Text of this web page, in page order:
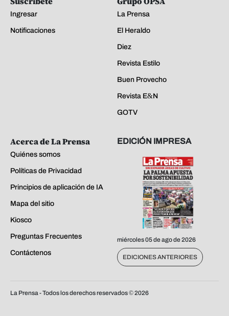
Ingresar
Notificaciones
La Prensa
El Heraldo
Diez
Revista Estilo
Buen Provecho
Revista E&N
GOTV
Acerca de La Prensa
Quiénes somos
Políticas de Privacidad
Principios de aplicación de IA
Mapa del sitio
Kiosco
Preguntas Frecuentes
Contáctenos
EDICIÓN IMPRESA
miércoles 05 de ago de 2026
EDICIONES ANTERIORES
La Prensa - Todos los derechos reservados ©2026